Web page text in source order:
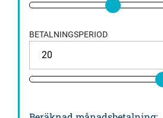
BETALNINGSPERIOD